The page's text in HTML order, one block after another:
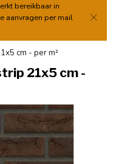
bereikbaar in
aanvragen per mail
cm - per m²
21x5 cm -